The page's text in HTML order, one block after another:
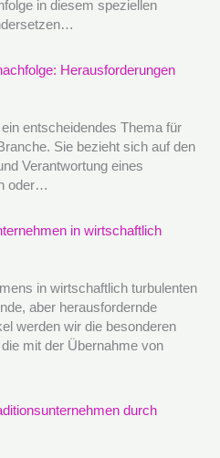
in diesem speziellen
Herausforderungen
entscheidendes Thema für
Sie bezieht sich auf den
Verantwortung eines
oder…
in wirtschaftlich
in wirtschaftlich turbulenten
aber herausfordernde
werden wir die besonderen
mit der Übernahme von
durch